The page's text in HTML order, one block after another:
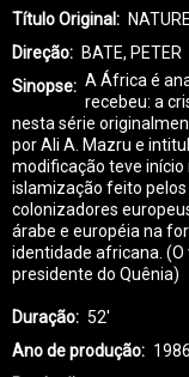
Título Original
Direção
BATE, PETER
Sinopse
A África é
recebeu: a
nesta série
por Ali A. Mazru e
modificação teve início
islamização feito
colonizadores
árabe e européia na
identidade africana.
presidente do Quênia)
Duração
52'
Ano de produção
1986